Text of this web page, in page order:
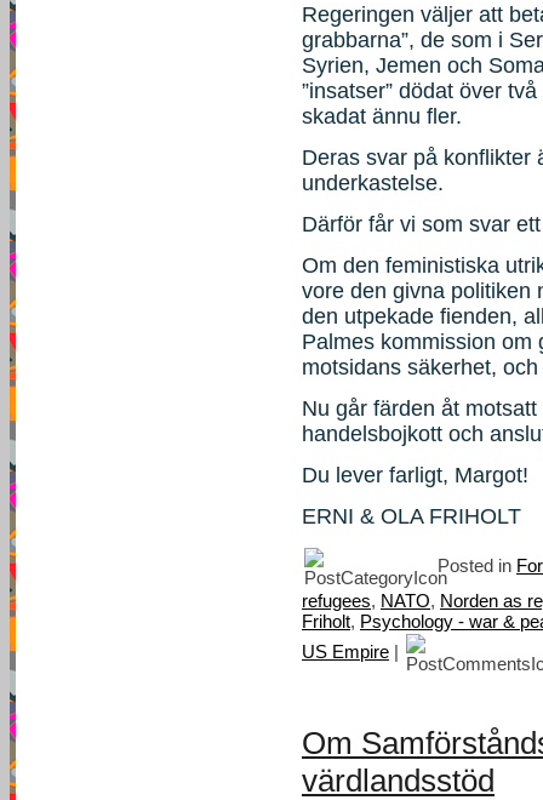
Regeringen väljer att
grabbarna”, de som i
Syrien, Jemen och
”insatser” dödat över
skadat ännu fler.
Deras svar på konflikter
underkastelse.
Därför får vi som svar
Om den feministiska
vore den givna politiken
den utpekade fienden,
Palmes kommission om
motsidans säkerhet,
Nu går färden åt
handelsbojkott och
Du lever farligt, Margot!
ERNI & OLA FRIHOLT
Posted in
refugees, NATO, Norden as
Friholt, Psychology - war &
US Empire |
Om
värdlandsstöd